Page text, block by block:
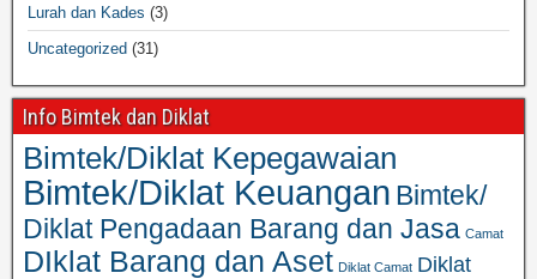
Lurah dan Kades (3)
Uncategorized (31)
Info Bimtek dan Diklat
Bimtek/Diklat Kepegawaian
Bimtek/Diklat Keuangan Bimtek/
Diklat Pengadaan Barang dan Jasa Camat
DIklat Barang dan Aset Diklat Camat Diklat